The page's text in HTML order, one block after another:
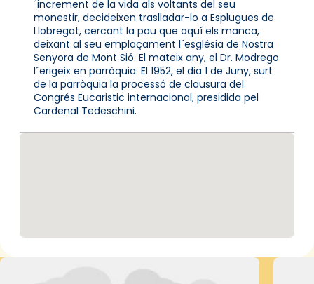
´increment de la vida als voltants del seu
monestir, decideixen traslladar-lo a Esplugues de
Llobregat, cercant la pau que aquí els manca,
deixant al seu emplaçament l´església de Nostra
Senyora de Mont Sió. El mateix any, el Dr. Modrego
l´erigeix en parròquia. El 1952, el dia 1 de Juny, surt
de la parròquia la processó de clausura del
Congrés Eucaristic internacional, presidida pel
Cardenal Tedeschini.